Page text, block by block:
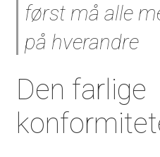
først må alle
på hverandre
Den farlige